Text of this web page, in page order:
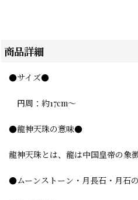
商品詳細
●サイズ●
円周：約17cm〜
●龍神天珠の意味●
龍神天珠とは、龍は中国皇帝の象
●ムーンストーン・月長石・月石